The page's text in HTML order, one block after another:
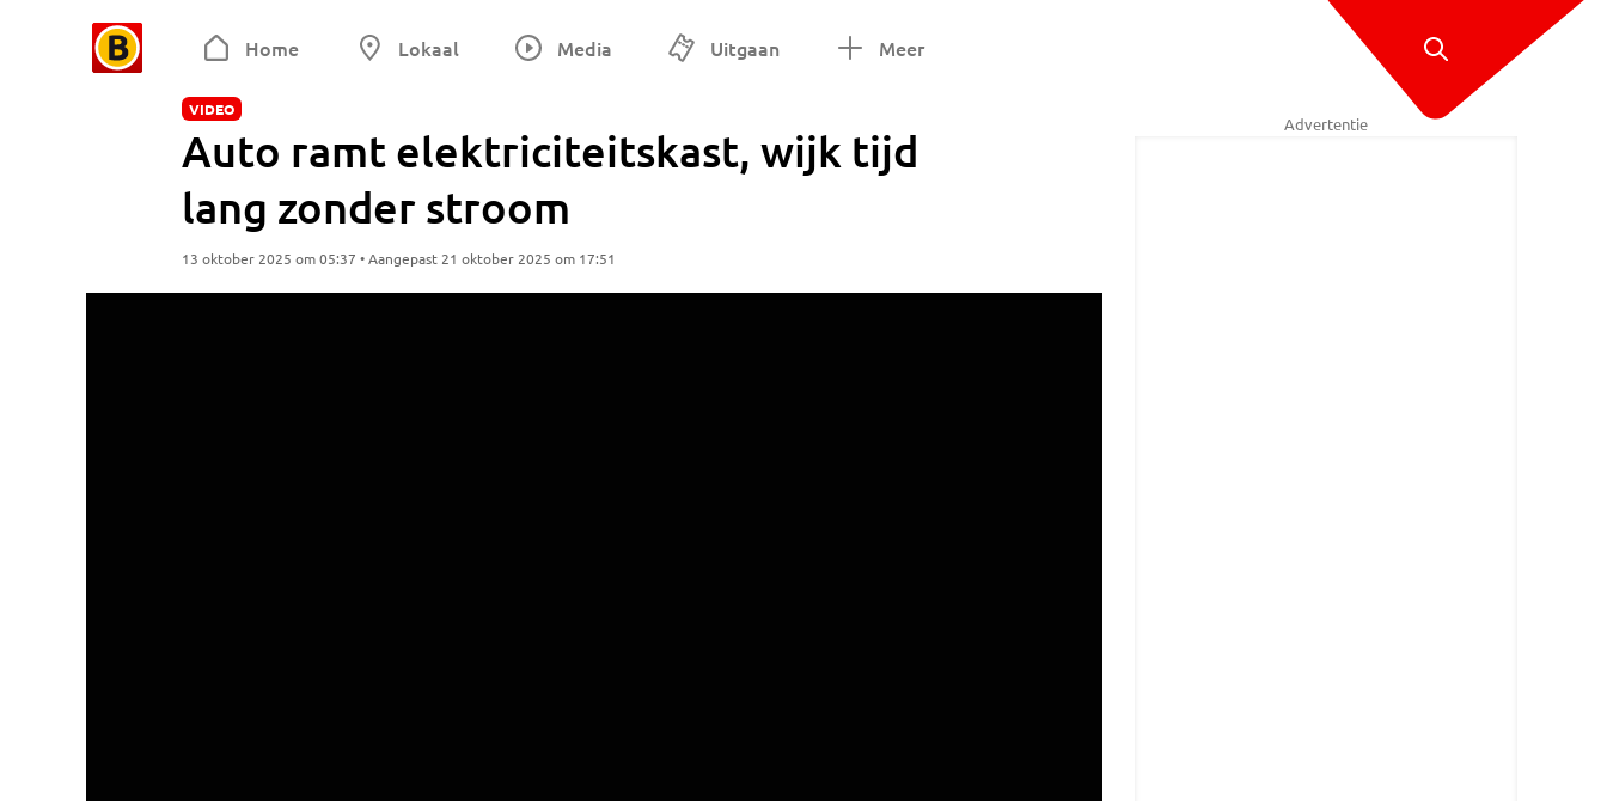
Home Lokaal Media Uitgaan Meer
VIDEO
Auto ramt elektriciteitskast, wijk tijd
lang zonder stroom
13 oktober 2025 om 05:37 • Aangepast 21 oktober 2025 om 17:51
Advertentie